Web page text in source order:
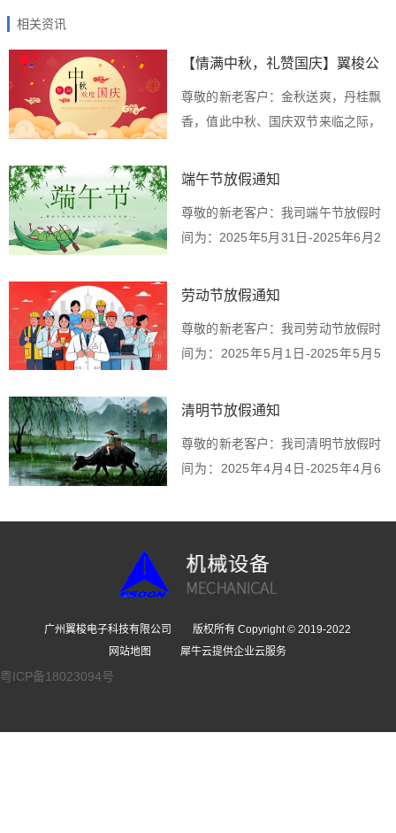
相关资讯
【情满中秋，礼赞国庆】翼梭公
司双节放假通知
尊敬的新老客户：金秋送爽，丹桂飘
香，值此中秋、国庆双节来临之际，
端午节放假通知
尊敬的新老客户：我司端午节放假时
间为：2025年5月31日-2025年6月2
劳动节放假通知
尊敬的新老客户：我司劳动节放假时
间为：2025年5月1日-2025年5月5
清明节放假通知
尊敬的新老客户：我司清明节放假时
间为：2025年4月4日-2025年4月6
广州翼梭电子科技有限公司 版权所有 Copyright © 2019-2022
网站地图
犀牛云提供企业云服务
粤ICP备18023094号